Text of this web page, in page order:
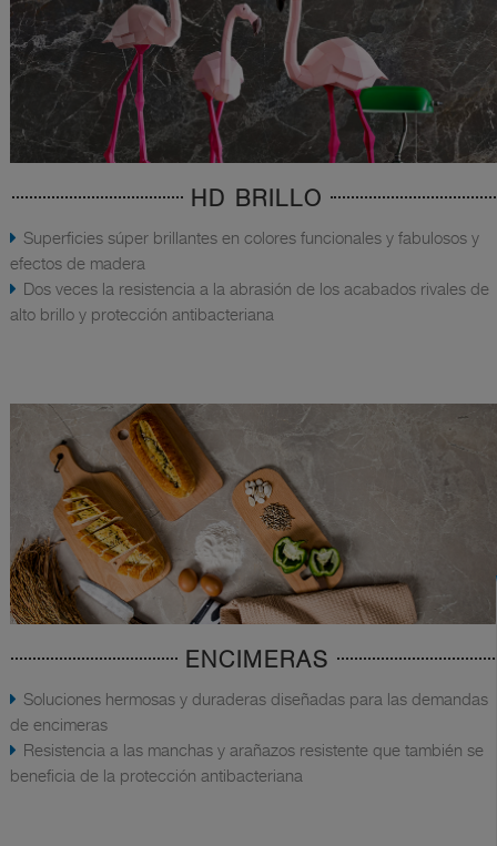
HD BRILLO
Superficies súper brillantes en colores funcionales y fabulosos y
efectos de madera
Dos veces la resistencia a la abrasión de los acabados rivales de
alto brillo y protección antibacteriana
ENCIMERAS
Soluciones hermosas y duraderas diseñadas para las demandas
de encimeras
Resistencia a las manchas y arañazos resistente que también se
beneficia de la protección antibacteriana